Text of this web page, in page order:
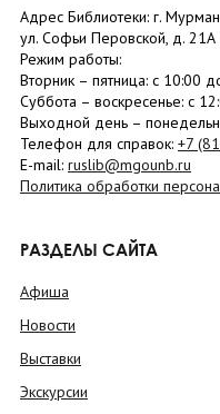
Адрес Библиотеки: г.
ул. Софьи Перовской, д. 21А
Режим работы:
Вторник – пятница: с 10:00
Суббота – воскресенье: c
Выходной день –
Телефон для справок: +7
E-mail: ruslib@mgounb.ru
Политика обработки
РАЗДЕЛЫ САЙТА
Афиша
Новости
Выставки
Экскурсии